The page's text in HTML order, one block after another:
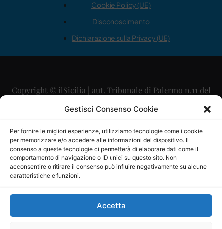
Gestisci Consenso Cookie
Per fornire le migliori esperienze, utilizziamo tecnologie come i cookie
per memorizzare e/o accedere alle informazioni del dispositivo. Il
consenso a queste tecnologie ci permetterà di elaborare dati come il
comportamento di navigazione o ID unici su questo sito. Non
acconsentire o ritirare il consenso può influire negativamente su alcune
caratteristiche e funzioni.
Accetta
Cookie Policy (UE)
Disconoscimento
Dichiarazione sulla Privacy (UE)
Copyright © ilSicilia | aut. Tribunale di Palermo n.11 del
29/09/2015
Direttore Editoriale: Maurizio Scaglione
Direttore Responsabile: Maria Calabrese
P.IVA: 06334930820
Mercurio Comunicazione Società Cooperativa a r.l. è